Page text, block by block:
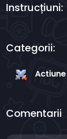
Instrucțiuni:
Categorii:
Actiune
Comentarii